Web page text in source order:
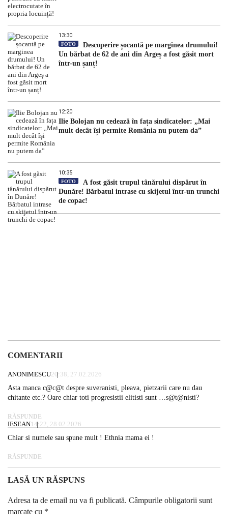
13:30
FOTO
Descoperire șocantă pe marginea drumului!
Un bărbat de 62 de ani din Argeș a fost găsit mort
într-un șanț!
12:20
Ilie Bolojan nu cedează în fața sindicatelor: „Mai
mult decât își permite România nu putem da”
10:35
FOTO
A fost găsit trupul tânărului dispărut în
Dunăre! Bărbatul intrase cu skijetul într-un trunchi
de copac!
COMENTARII
ANONIMESCU20:38, 27.02.2026
Asta manca c@c@t despre suveranisti, pleava, pietzarii care nu dau
chitante etc.? Oare chiar toti progresistii elitisti sunt …s@t@nisti?
RĂSPUNDE
IESEAN14:22, 28.02.2026
Chiar si numele sau spune mult ! Ethnia mama ei !
RĂSPUNDE
LASĂ UN RĂSPUNS
Adresa ta de email nu va fi publicată. Câmpurile obligatorii sunt
marcate cu *